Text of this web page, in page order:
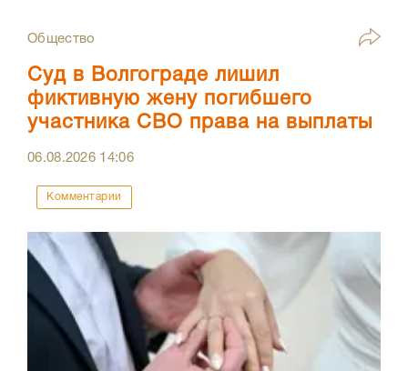
Общество
Суд в Волгограде лишил
фиктивную жену погибшего
участника СВО права на выплаты
06.08.2026 14:06
Комментарии